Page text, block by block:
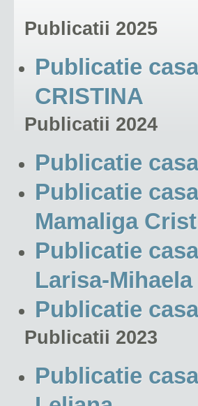
Publicatii 2025
Publicatie
CRISTINA
Publicatii 2024
Publicatie
Publicatie
Mamaliga
Publicatie
Larisa-Mihaela
Publicatie
Publicatii 2023
Publicatie